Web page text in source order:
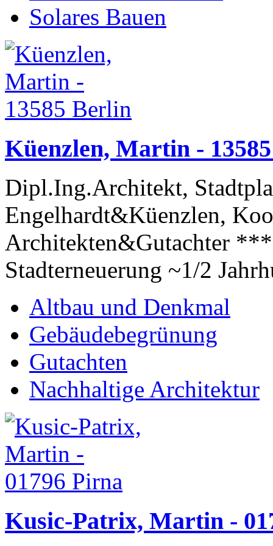
Solares Bauen
Küenzlen, Martin -
Dipl.Ing.Architekt,
Engelhardt&Küenzlen,
Architekten&Gutachter
Stadterneuerung ~1/2
Altbau und Denkmal
Gebäudebegrünung
Gutachten
Nachhaltige Architektur
Kusic-Patrix, Martin -